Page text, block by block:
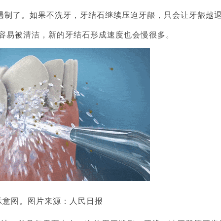
了。如果不洗牙，牙结石继续压迫牙龈，只会让牙龈越
被清洁，新的牙结石形成速度也会慢很多。
意图。图片来源：人民日报